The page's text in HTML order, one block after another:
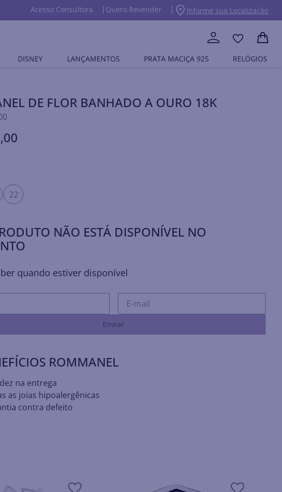
Acesso Consultora Quero Revender Informe sua Localização
DISNEY LANÇAMENTOS PRATA MACIÇA 925 RELÓGIOS
DE FLOR BANHADO A OURO 18K
,00
22
NÃO ESTÁ DISPONÍVEL NO
quando estiver disponível
Enviar
ROMMANEL
na entrega
as joias hipoalergênicas
contra defeito